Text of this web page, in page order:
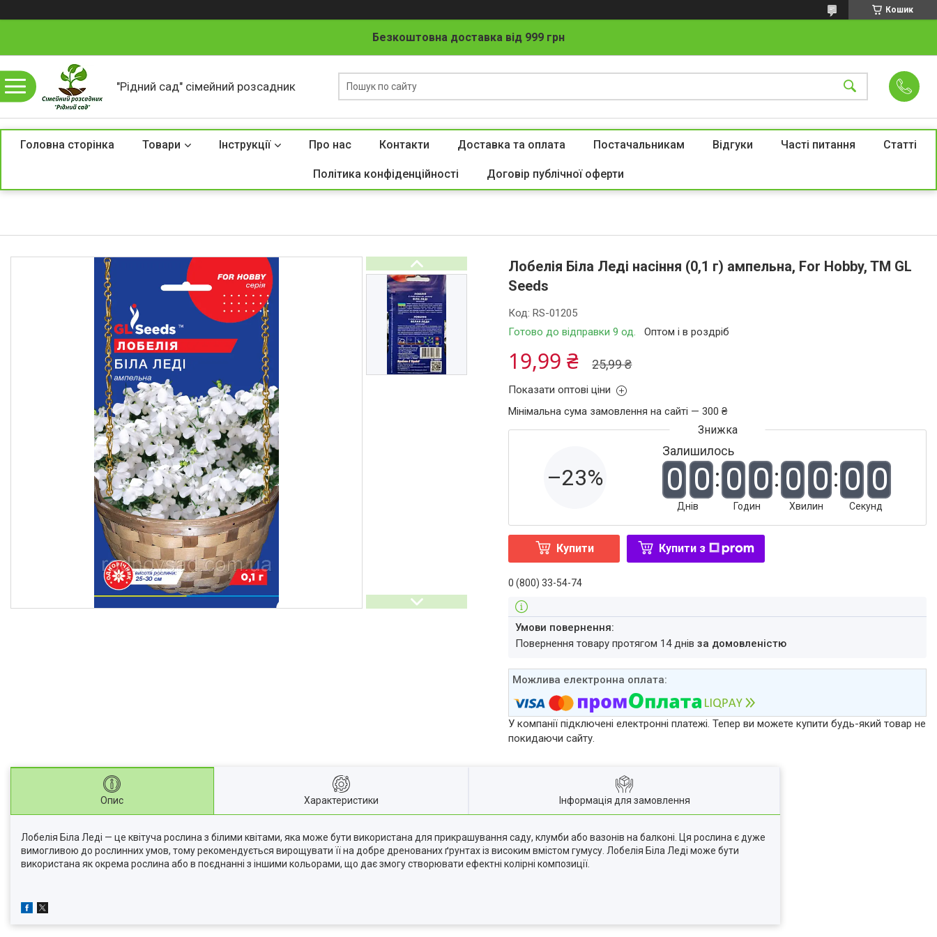
Кошик
Безкоштовна доставка від 999 грн
"Рідний сад" сімейний розсадник
Головна сторінка Товари Інструкції Про нас Контакти Доставка та оплата Постачальникам Відгуки Часті питання Статті
Політика конфіденційності Договір публічної оферти
Лобелія Біла Леді насіння (0,1 г) ампельна, For Hobby, TM GL
Seeds
Готово до відправки 9 од. Оптом і в роздріб
Код:RS-01205
25,99 ₴
19,99 ₴
Показати оптові ціни
Мінімальна сума замовлення на сайті — 300 ₴
–23%
Залишилось
0 0
Днів
0 0
Годин
0 0
Хвилин
0 0
Секунд
Купити Купити з
0 (800) 33-54-74
повернення товару протягом 14 днівза домовленістю
У компанії підключені електронні платежі. Тепер ви можете купити будь-який товар не
покидаючи сайту.
Опис Характеристики Інформація для замовлення
Лобелія Біла Леді — це квітуча рослина з білими квітами, яка може бути використана для прикрашування саду, клумби або вазонів на балконі. Ця рослина є дуже
вимогливою до рослинних умов, тому рекомендується вирощувати її на добре дренованих ґрунтах із високим вмістом гумусу. Лобелія Біла Леді може бути
використана як окрема рослина або в поєднанні з іншими кольорами, що дає змогу створювати ефектні колірні композиції.